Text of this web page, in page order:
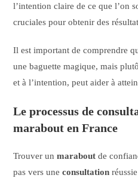
l’intention claire de ce que l’on
cruciales pour obtenir des
Il est important de comprendre
une baguette magique, mais
et à l’intention, peut aider à
Le processus de
marabout en France
Trouver unmarabout de
pas vers uneconsultation